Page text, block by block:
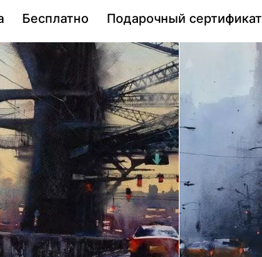
Бесплатно Подарочный сертификат